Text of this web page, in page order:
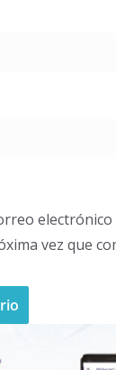
electrónico
vez que